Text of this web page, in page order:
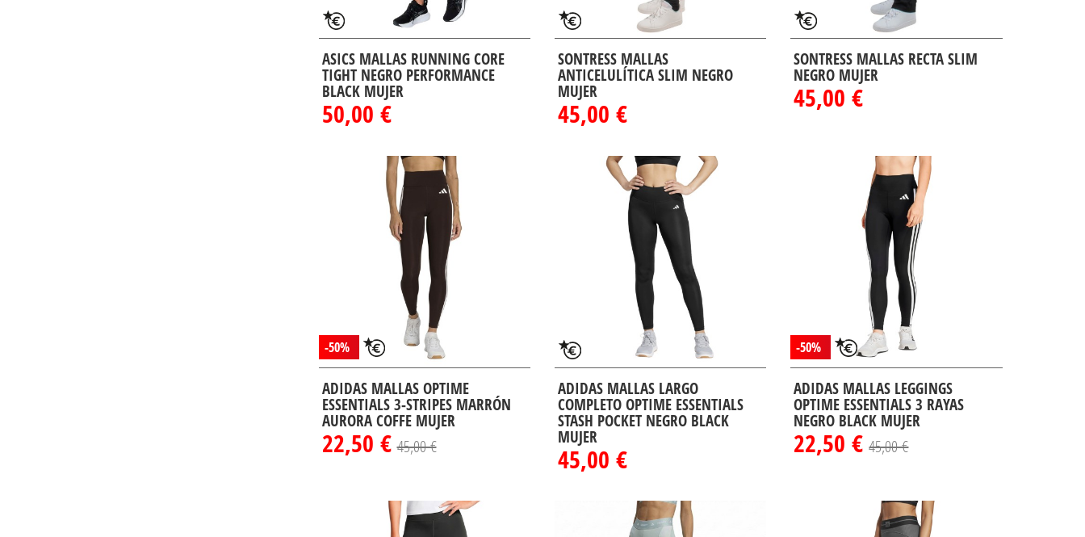
ASICS MALLAS RUNNING CORE
TIGHT NEGRO PERFORMANCE
BLACK MUJER
50,00 €
SONTRESS MALLAS
ANTICELULÍTICA SLIM NEGRO
MUJER
45,00 €
SONTRESS MALLAS RECTA SLIM
NEGRO MUJER
45,00 €
-50%
ADIDAS MALLAS OPTIME
ESSENTIALS 3-STRIPES MARRÓN
AURORA COFFE MUJER
22,50 €45,00 €
ADIDAS MALLAS LARGO
COMPLETO OPTIME ESSENTIALS
STASH POCKET NEGRO BLACK
MUJER
45,00 €
-50%
ADIDAS MALLAS LEGGINGS
OPTIME ESSENTIALS 3 RAYAS
NEGRO BLACK MUJER
22,50 €45,00 €